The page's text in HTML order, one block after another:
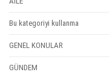
Bu kategoriyi kullanma
GENEL KONULAR
GÜNDEM